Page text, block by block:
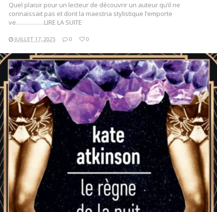
Quel plaisir pour un lecteur de découvrir un auteur qu’il ne
connaissait pas et dont la maestria stylistique l’emporte
ve…………….LIRE LA SUITE
JUILLET 17, 2025 0 0